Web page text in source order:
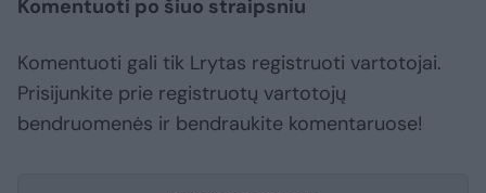
Komentuoti po šiuo straipsniu
Komentuoti gali tik Lrytas registruoti vartotojai.
Prisijunkite prie registruotų vartotojų
bendruomenės ir bendraukite komentaruose!